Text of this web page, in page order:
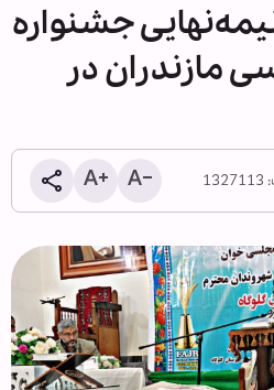
جشنواره
مازندران در